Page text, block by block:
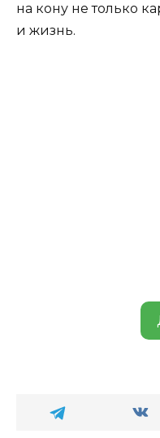
на кону не только
и жизнь.